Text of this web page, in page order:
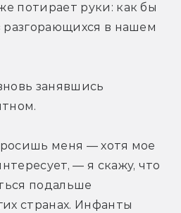
потирает руки: как бы
разгорающихся в нашем
занявшись
меня — хотя мое
— я скажу, что
подальше
странах. Инфанты